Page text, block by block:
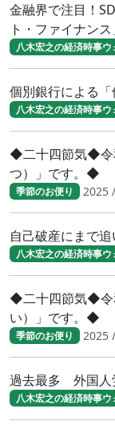
金融界で注目！
ト・ファイナン
八木宏之の経済時事ウ
個別銀行による
八木宏之の経済時事ウ
◆二十四節気◆令
つ）」です。◆
季節のお便り 2025
自己破産にまで追
八木宏之の経済時事ウ
◆二十四節気◆令
い）」です。◆
季節のお便り 2025
過去最多 外国人
八木宏之の経済時事ウ